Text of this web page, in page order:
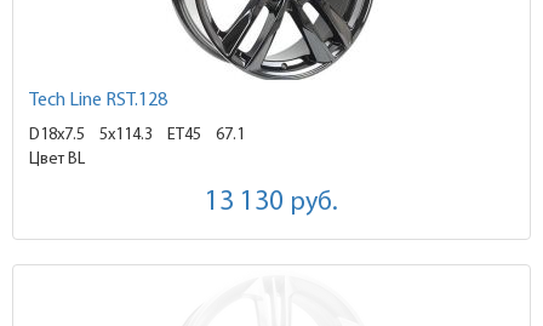
Tech Line RST.128
D18x7.5 5x114.3 ET45
67.1
Цвет BL
13 130 руб.